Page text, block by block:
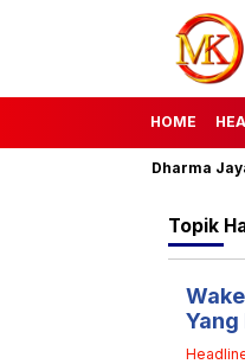
HOME
H, Perumda Dharma Jaya
Topik